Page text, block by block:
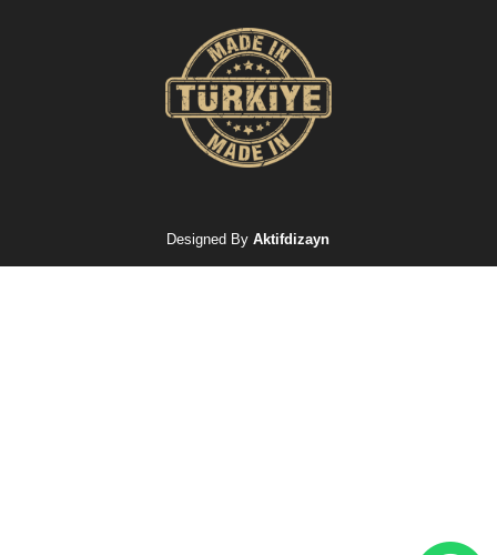
Designed ByAktifdizayn